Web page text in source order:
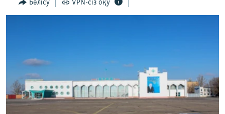
Search
ӘЛЕМ
ЖАЗЫЛЫҢЫЗ
Бөлісу VPN-сіз оқу